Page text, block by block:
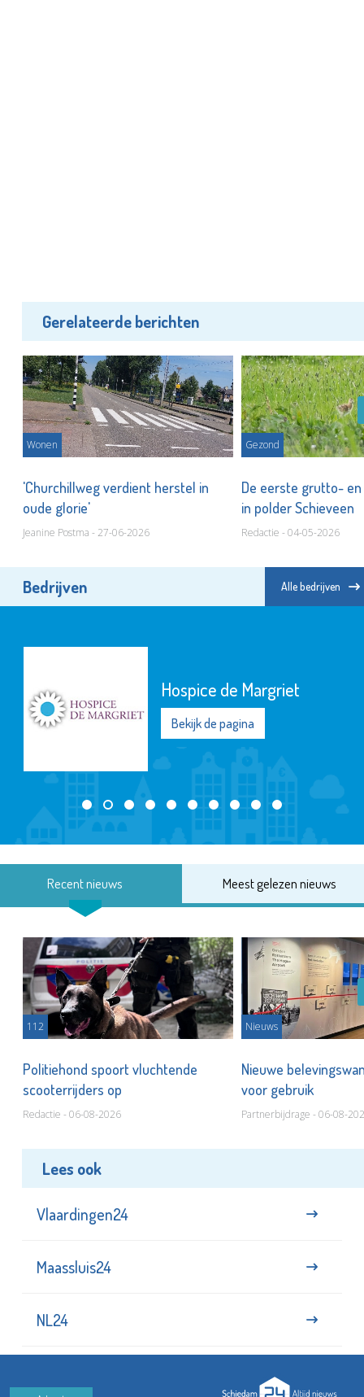
Gerelateerde berichten
Wonen
'Churchillweg verdient herstel in
oude glorie'
Jeanine Postma - 27-06-2026
Gezond
De eerste grutto-
in polder Schieveen
Redactie - 04-05-2026
Bedrijven Alle bedrijven
Hospice de Margriet
Bekijk de pagina
Recent nieuws Meest gelezen nieuws
112
Politiehond spoort vluchtende
scooterrijders op
Redactie - 06-08-2026
Nieuws
Nieuwe
voor gebruik
Partnerbijdrage - 06-08-
Lees ook
Vlaardingen24
Maassluis24
NL24